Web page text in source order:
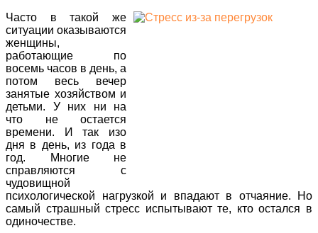
Часто в такой же
ситуации оказываются
женщины,
работающие по
восемь часов в день, а
потом весь вечер
занятые хозяйством и
детьми. У них ни на
что не остается
времени. И так изо
дня в день, из года в
год. Многие не
справляются с
чудовищной
психологической нагрузкой и впадают в отчаяние. Но
самый страшный стресс испытывают те, кто остался в
одиночестве.